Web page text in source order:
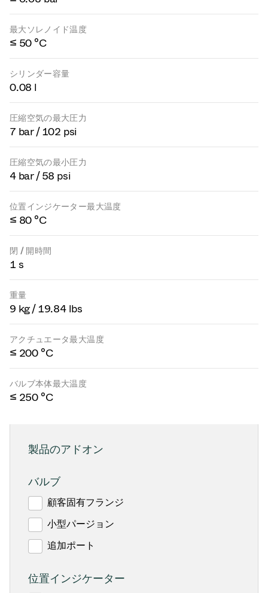
最大ソレノイド温度
≤ 50 °C
シリンダー容量
0.08 l
圧縮空気の最大圧力
7 bar / 102 psi
圧縮空気の最小圧力
4 bar / 58 psi
位置インジケーター最大温度
≤ 80 °C
閉 / 開時間
1 s
重量
9 kg / 19.84 lbs
アクチュエータ最大温度
≤ 200 °C
バルブ本体最大温度
≤ 250 °C
製品のアドオン
バルブ
顧客固有フランジ
小型パージョン
追加ポート
位置インジケーター